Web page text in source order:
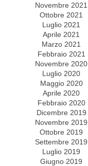
Novembre 2021
Ottobre 2021
Luglio 2021
Aprile 2021
Marzo 2021
Febbraio 2021
Novembre 2020
Luglio 2020
Maggio 2020
Aprile 2020
Febbraio 2020
Dicembre 2019
Novembre 2019
Ottobre 2019
Settembre 2019
Luglio 2019
Giugno 2019